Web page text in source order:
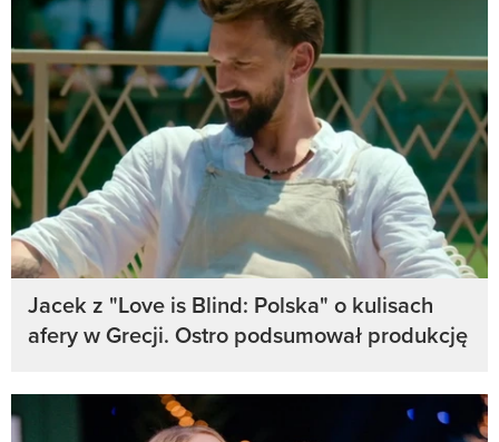
Jacek z "Love is Blind: Polska" o kulisach
afery w Grecji. Ostro podsumował produkcję